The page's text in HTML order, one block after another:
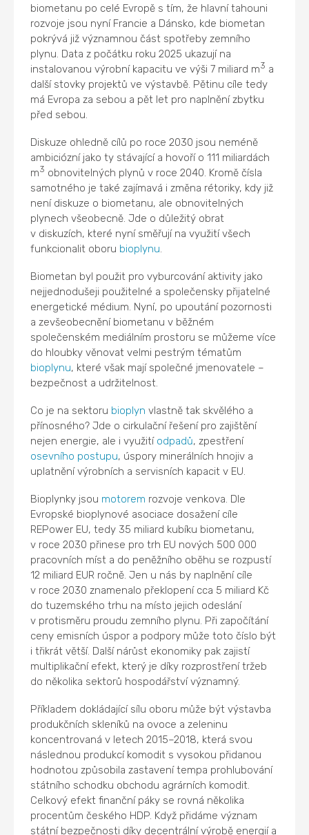
biometanu po celé Evropě s tím, že hlavní tahouni
rozvoje jsou nyní Francie a Dánsko, kde biometan
pokrývá již významnou část spotřeby zemního
plynu. Data z počátku roku 2025 ukazují na
instalovanou výrobní kapacitu ve výši 7 miliard m3 a
další stovky projektů ve výstavbě. Pětinu cíle tedy
má Evropa za sebou a pět let pro naplnění zbytku
před sebou.
Diskuze ohledně cílů po roce 2030 jsou neméně
ambiciózní jako ty stávající a hovoří o 111 miliardách
m3 obnovitelných plynů v roce 2040. Kromě čísla
samotného je také zajímavá i změna rétoriky, kdy již
není diskuze o biometanu, ale obnovitelných
plynech všeobecně. Jde o důležitý obrat
v diskuzích, které nyní směřují na využití všech
funkcionalit oboru bioplynu
Biometan byl použit pro vyburcování aktivity jako
nejjednodušeji použitelné a společensky přijatelné
energetické médium. Nyní, po upoutání pozornosti
a zevšeobecnění biometanu v běžném
společenském mediálním prostoru se můžeme více
do hloubky věnovat velmi pestrým tématům
bioplynu, které však mají společné jmenovatele –
bezpečnost a udržitelnost.
Co je na sektoru bioplyn vlastně tak skvělého a
přínosného? Jde o cirkulační řešení pro zajištění
nejen energie, ale i využití odpadů, zpestření
osevního postupu, úspory minerálních hnojiv a
uplatnění výrobních a servisních kapacit v EU.
Bioplynky jsou motorem rozvoje venkova. Dle
Evropské bioplynové asociace dosažení cíle
REPower EU, tedy 35 miliard kubíku biometanu,
v roce 2030 přinese pro trh EU nových 500 000
pracovních míst a do peněžního oběhu se rozpustí
12 miliard EUR ročně. Jen u nás by naplnění cíle
v roce 2030 znamenalo překlopení cca 5 miliard Kč
do tuzemského trhu na místo jejich odeslání
v protisměru proudu zemního plynu. Při započítání
ceny emisních úspor a podpory může toto číslo být
i třikrát větší. Další nárůst ekonomiky pak zajistí
multiplikační efekt, který je díky rozprostření tržeb
do několika sektorů hospodářství významný.
Příkladem dokládající sílu oboru může být výstavba
produkčních skleníků na ovoce a zeleninu
koncentrovaná v letech 2015–2018, která svou
následnou produkcí komodit s vysokou přidanou
hodnotou způsobila zastavení tempa prohlubování
státního schodku obchodu agrárních komodit.
Celkový efekt finanční páky se rovná několika
procentům českého HDP. Když přidáme význam
státní bezpečnosti díky decentrální výrobě energií a